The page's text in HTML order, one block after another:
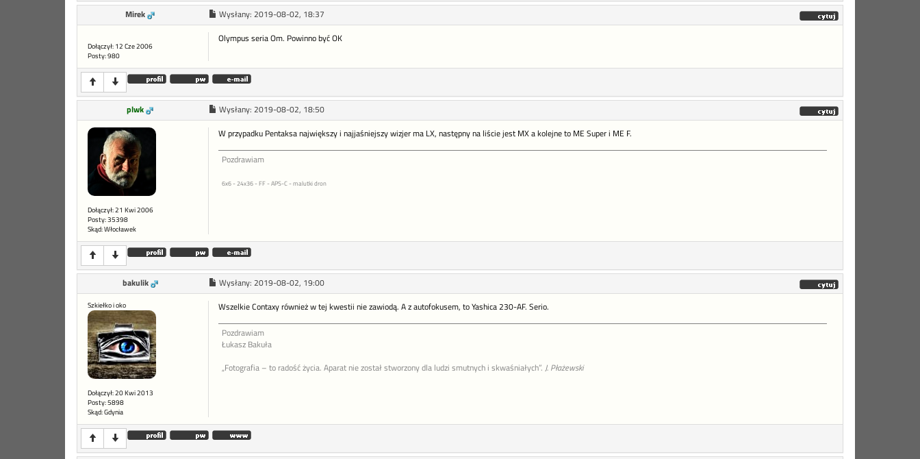
Mirek Wysłany: 2019-08-02, 18:37
Dołączył: 12 Cze 2006
Posty: 980
Olympus seria Om. Powinno być OK
plwk Wysłany: 2019-08-02, 18:50
Dołączył: 21 Kwi 2006
Posty: 35398
Skąd: Włocławek
W przypadku Pentaksa największy i najjaśniejszy wizjer ma LX, następny na liście jest MX a kolejne to ME Super i ME F.
Pozdrawiam
6x6 - 24x36 - FF - APS-C - malutki dron
bakulik Wysłany: 2019-08-02, 19:00
Szkiełko i oko
Dołączył: 20 Kwi 2013
Posty: 5898
Skąd: Gdynia
Wszelkie Contaxy również w tej kwestii nie zawiodą. A z autofokusem, to Yashica 230-AF. Serio.
Pozdrawiam
Łukasz Bakuła
„Fotografia – to radość życia. Aparat nie został stworzony dla ludzi smutnych i skwaśniałych”. J. Płażewski